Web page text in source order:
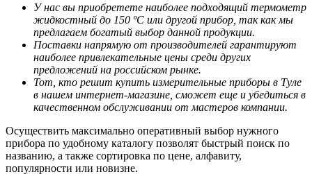
У нас вы приобретете наиболее подходящий термометр
жидкостный до 150 ºС или другой прибор, так как мы
предлагаем богатый выбор данной продукции.
Поставки напрямую от производителей гарантируют
наиболее привлекательные цены среди других
предложений на российском рынке.
Тот, кто решит купить измерительные приборы в Туле
в нашем интернет-магазине, сможет еще и убедиться в
качественном обслуживании от мастеров компании.
Осуществить максимально оперативный выбор нужного
прибора по удобному каталогу позволят быстрый поиск по
названию, а также сортировка по цене, алфавиту,
популярности или новизне.